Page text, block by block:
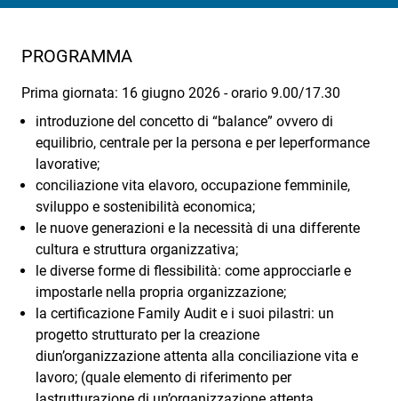
PROGRAMMA
Prima giornata: 16 giugno 2026 - orario 9.00/17.30
introduzione del concetto di “balance” ovvero di
equilibrio, centrale per la persona e per leperformance
lavorative;
conciliazione vita elavoro, occupazione femminile,
sviluppo e sostenibilità economica;
le nuove generazioni e la necessità di una differente
cultura e struttura organizzativa;
le diverse forme di flessibilità: come approcciarle e
impostarle nella propria organizzazione;
la certificazione Family Audit e i suoi pilastri: un
progetto strutturato per la creazione
diun’organizzazione attenta alla conciliazione vita e
lavoro; (quale elemento di riferimento per